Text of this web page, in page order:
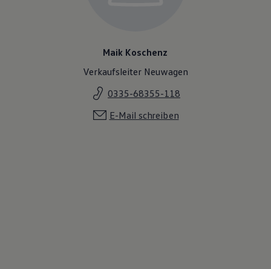
Maik Koschenz
Verkaufsleiter Neuwagen
0335-68355-118
E-Mail schreiben